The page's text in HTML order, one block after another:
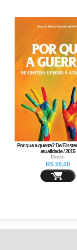
Por que a guerra? De
atualidade / 2015
Direito
R$ 20,00